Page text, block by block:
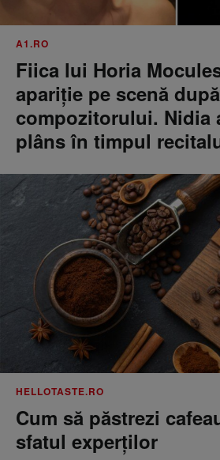
A1.RO
Fiica lui Horia
apariție pe scenă
compozitorului. Nidia
plâns în timpul
HELLOTASTE.RO
Cum să păstrezi
sfatul experților